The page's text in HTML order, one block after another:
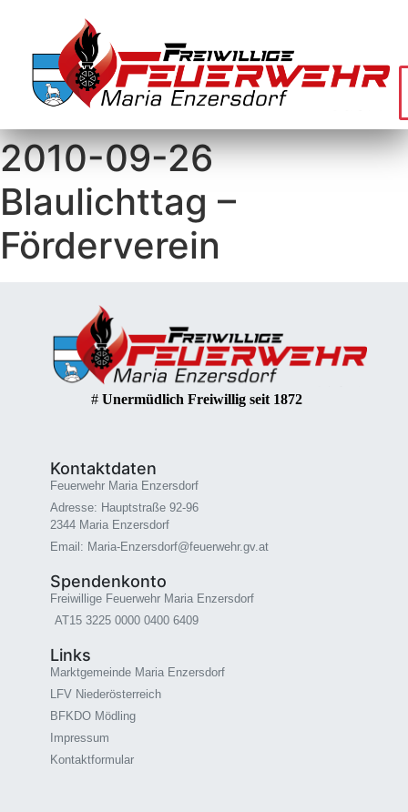
2010-09-26
Blaulichttag –
Förderverein
# Unermüdlich Freiwillig seit 1872
Kontaktdaten
Feuerwehr Maria Enzersdorf
Adresse: Hauptstraße 92-96
2344 Maria Enzersdorf
Email: Maria-Enzersdorf@feuerwehr.gv.at
Spendenkonto
Freiwillige Feuerwehr Maria Enzersdorf
AT15 3225 0000 0400 6409
Links
Marktgemeinde Maria Enzersdorf
LFV Niederösterreich
BFKDO Mödling
Impressum
Kontaktformular